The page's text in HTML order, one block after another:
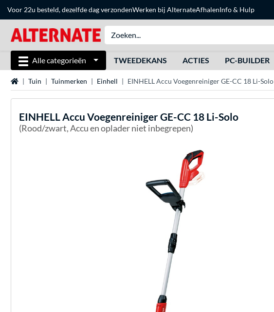
Voor 22u besteld, dezelfde dag verzondenWerken bij AlternateAfhalenInfo & Hulp
Alle categorieën TWEEDEKANS ACTIES PC-BUILDER
HomeTuin Tuinmerken Einhell EINHELL Accu Voegenreiniger GE-CC 18 Li-Solo
EINHELLAccu Voegenreiniger GE-CC 18 Li-Solo
(Rood/zwart, Accu en oplader niet inbegrepen)